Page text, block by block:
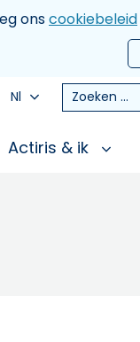
onscookiebeleid
Nl Zoeken
Actiris & ik